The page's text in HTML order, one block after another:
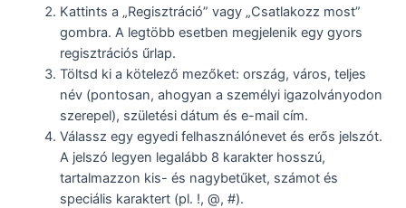
Kattints a „Regisztráció” vagy „Csatlakozz most”
gombra. A legtöbb esetben megjelenik egy gyors
regisztrációs űrlap.
Töltsd ki a kötelező mezőket: ország, város, teljes
név (pontosan, ahogyan a személyi igazolványodon
szerepel), születési dátum és e-mail cím.
Válassz egy egyedi felhasználónevet és erős jelszót.
A jelszó legyen legalább 8 karakter hosszú,
tartalmazzon kis- és nagybetűket, számot és
speciális karaktert (pl. !, @, #).